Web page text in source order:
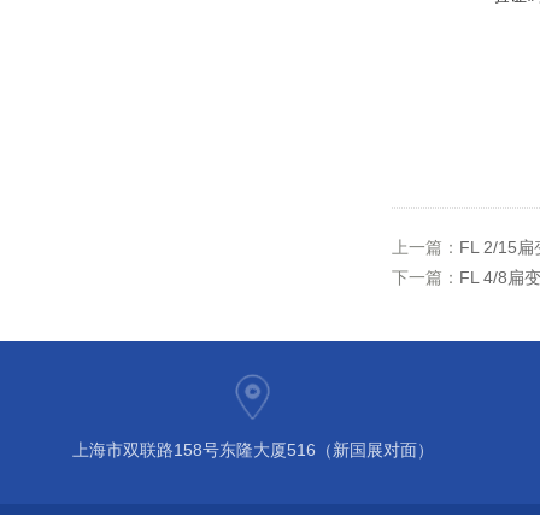
上一篇： FL 2/15扁
下一篇： FL 4/8扁
上海市双联路158号东隆大厦516（新国展对面）